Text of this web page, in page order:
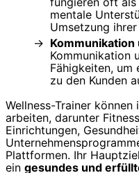
mentale
Umsetzung
Kommunikation
Kommunikation
Fähigkeiten, um
zu den Kunden
Wellness-Trainer
arbeiten, darunter
Einrichtungen,
Plattformen. Ihr
ein gesundes und